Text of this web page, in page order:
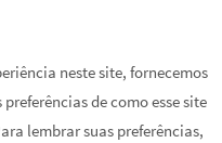
neste site, fornecemos
de como esse site
lembrar suas preferências,